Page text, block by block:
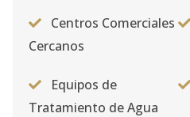
Centros Comerciales
Cercanos
Equipos de
Tratamiento de Agua